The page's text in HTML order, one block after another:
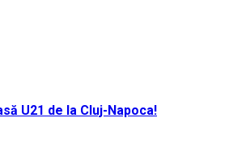
U21 de la Cluj-Napoca!